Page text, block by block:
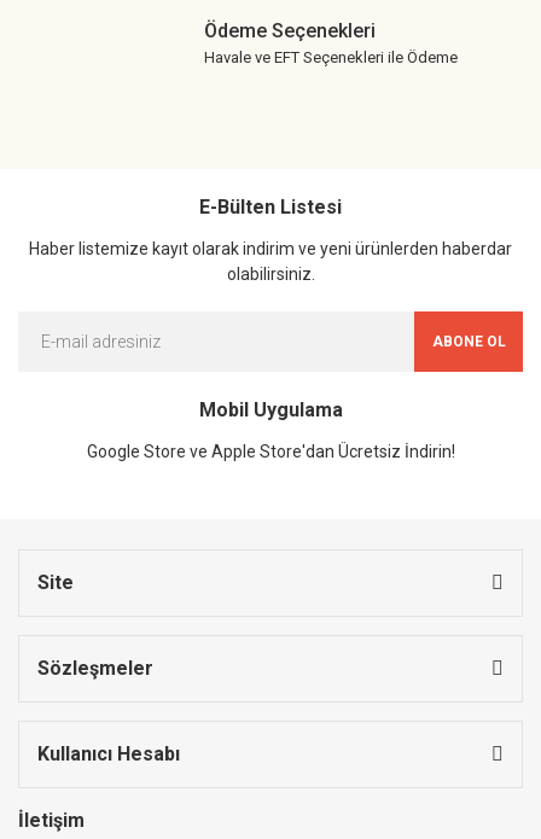
Ödeme Seçenekleri
Havale ve EFT Seçenekleri ile Ödeme
E-Bülten Listesi
Haber listemize kayıt olarak indirim ve yeni ürünlerden haberdar
olabilirsiniz.
ABONE OL
Mobil Uygulama
Google Store ve Apple Store'dan Ücretsiz İndirin!
Site
Sözleşmeler
Kullanıcı Hesabı
İletişim